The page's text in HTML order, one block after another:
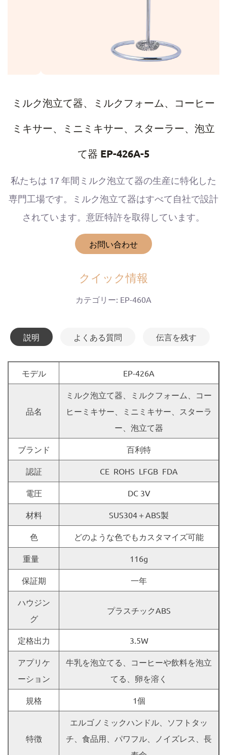
ミルク泡立て器、ミルクフォーム、コーヒー
ミキサー、ミニミキサー、スターラー、泡立
て器 EP-426A-5
私たちは 17 年間ミルク泡立て器の生産に特化した
専門工場です。ミルク泡立て器はすべて自社で設計
されています。意匠特許を取得しています。
お問い合わせ
クイック情報
カテゴリー: EP-460A
説明 よくある質問 伝言を残す
モデル EP-426A
品名
ミルク泡立て器、ミルクフォーム、コー
ヒーミキサー、ミニミキサー、スターラ
ー、泡立て器
ブランド 百利特
認証 CE ROHS LFGB FDA
電圧 DC 3V
材料 SUS304＋ABS製
色 どのような色でもカスタマイズ可能
重量 116g
保証期 一年
ハウジン
グ
プラスチックABS
定格出力 3.5W
アプリケ
ーション
牛乳を泡立てる、コーヒーや飲料を泡立
てる、卵を溶く
規格 1個
特徴
エルゴノミックハンドル、ソフトタッ
チ、食品用、パワフル、ノイズレス、長